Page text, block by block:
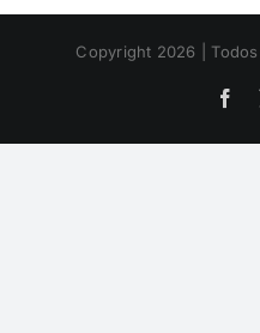
Copyright 2026 |